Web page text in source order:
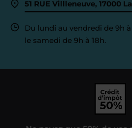
51 RUE Villleneuve, 17000
Du lundi au vendredi de 9h à
le samedi de 9h à 18h.